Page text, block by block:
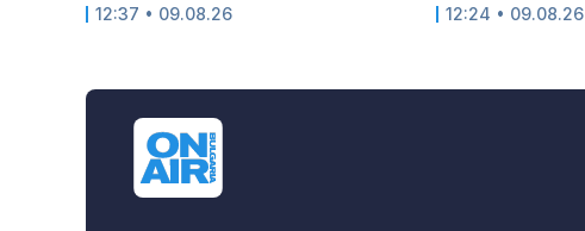
12:37 • 09.08.26 12:24 • 09.08.26